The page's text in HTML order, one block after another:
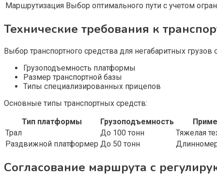
Маршрутизация Выбор оптимального пути с учетом
Технические требования к
Выбор транспортного средства для негабаритных
Грузоподъемность платформы
Размер транспортной базы
Типы специализированных прицепов
Основные типы транспортных средств:
Тип платформы
Грузоподъемность
Трал
До 100 тонн
Тяжелая
Раздвижной платформер До 50 тонн
Согласование маршрута с